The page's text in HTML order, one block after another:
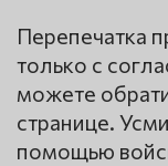
Перепечатка
только с
можете
странице.
помощью